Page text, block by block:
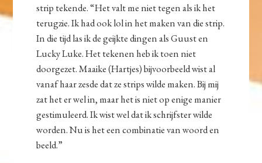
strip tekende. “Het valt me niet tegen als ik het
terugzie. Ik had ook lol in het maken van die strip.
In die tijd las ik de geijkte dingen als Guust en
Lucky Luke. Het tekenen heb ik toen niet
doorgezet. Maaike (Hartjes) bijvoorbeeld wist al
vanaf haar zesde dat ze strips wilde maken. Bij mij
zat het er wel in, maar het is niet op enige manier
gestimuleerd. Ik wist wel dat ik schrijfster wilde
worden. Nu is het een combinatie van woord en
beeld.”